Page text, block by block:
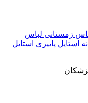
زمستانی لباس
استایل پاییزی استایل